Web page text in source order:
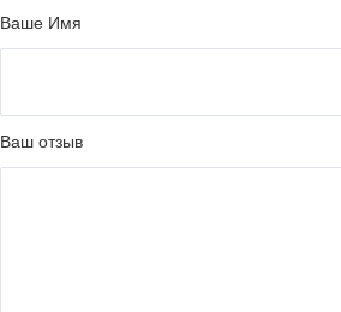
Ваше Имя
Ваш отзыв